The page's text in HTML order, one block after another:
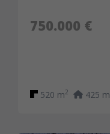
750.000 €
520 m2 425 m